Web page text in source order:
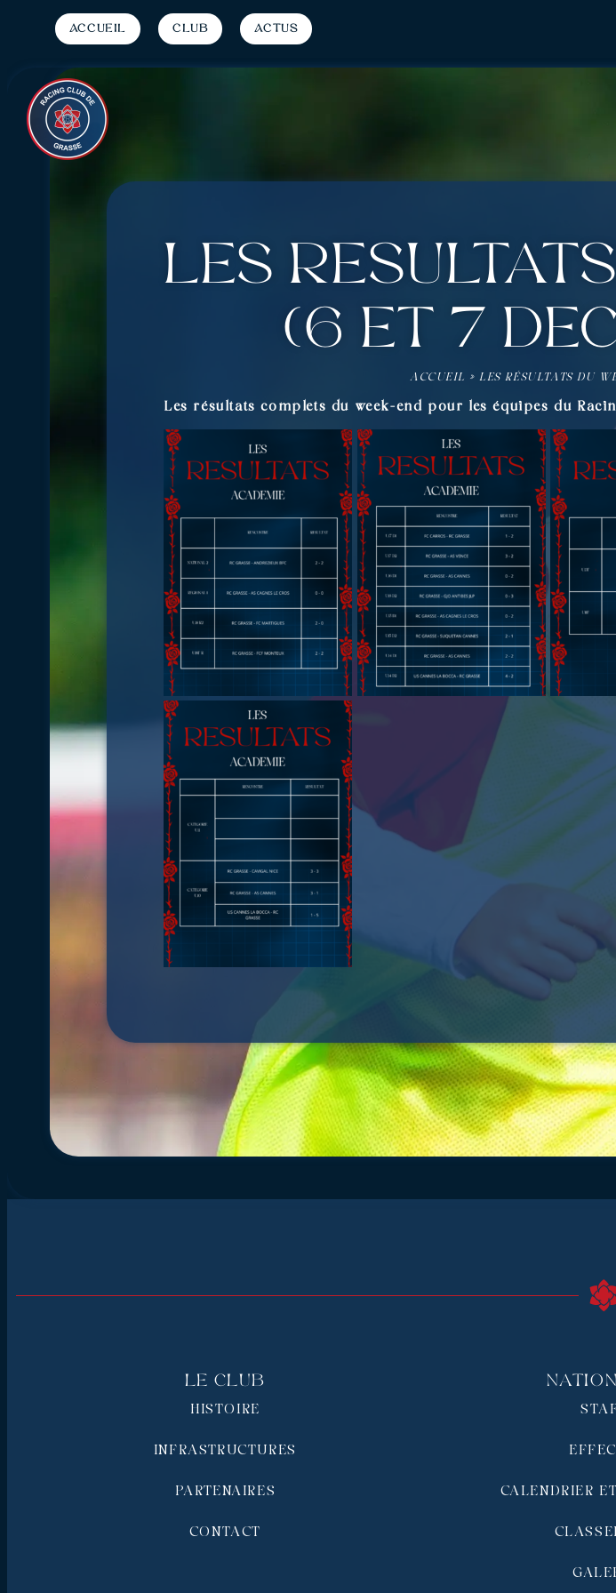
Accueil Club Actus
Les résultats
(6 et 7
ACCUEIL »LES RÉSULTATS DU
Les résultats complets du week-end pour les équipes du
Le Club
HISTOIRE
INFRASTRUCTURES
PARTENAIRES
CONTACT
CALENDRIER